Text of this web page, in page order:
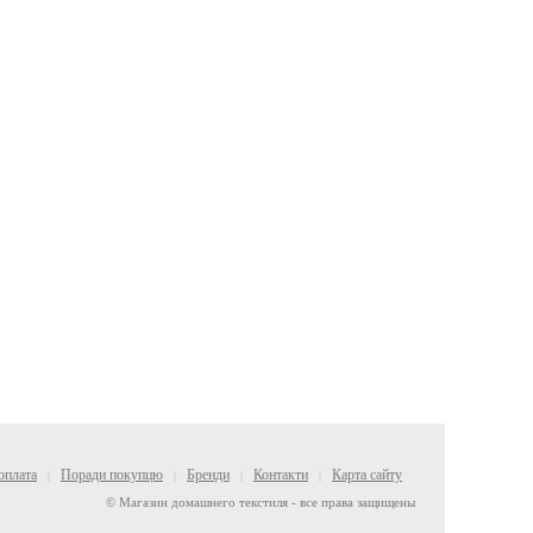
Поради покупцю Бренди Контакти Карта сайту
© Магазин домашнего текстиля - все права защищены